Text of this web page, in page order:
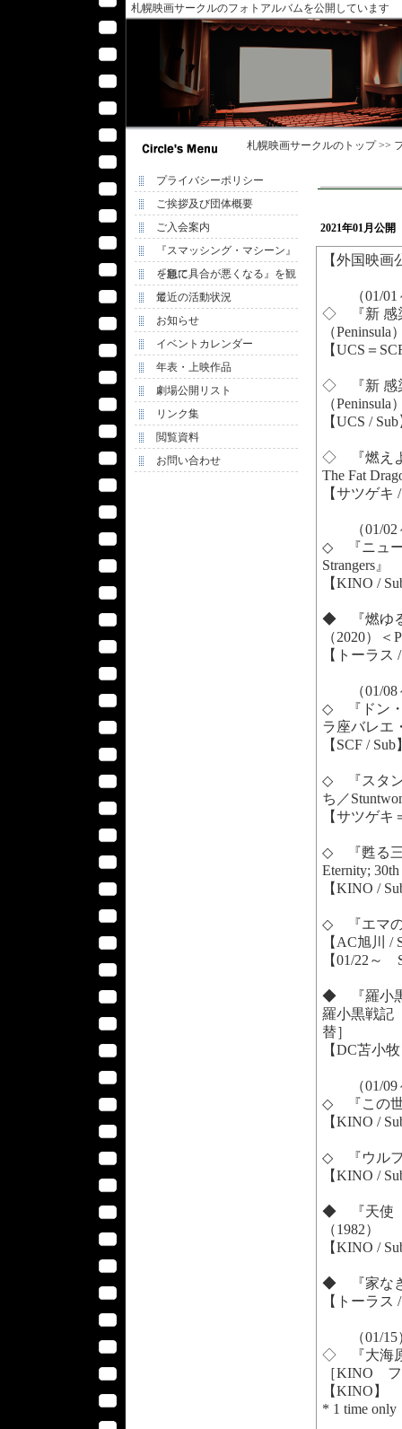
札幌映画サークルのフォトアルバムを公開しています
札幌映画サークルのトップ >>
2021年01月公
【外国映
（01/01
◇ 『新 感
（Peninsula
【UCS＝
◇ 『新 感
（
【UCS /
◇ 『燃えよ
The Fat
【サツゲキ
（01/02
◇ 『ニュー
Strangers』
【KINO /
◆ 『燃ゆる
（2020）＜
【トーラス
（01/08
◇ 『ドン・
ラ座バレエ
【SCF / Sub
◇ 『スタン
ち／
【サツゲキ
◇ 『甦る三
Eternity;
【KINO /
◇ 『エマの
【AC旭川
【01/22～
◆ 『羅小黒
羅小黒戦記
替］
【DC苫小
（01/09
◇ 『この世
【KINO /
◇ 『ウルフ
【KINO /
◆ 『天使
（1982）
【KINO /
◆ 『家なき
【トーラス
（01/15
◇ 『大海原
［KINO
【KINO】
* 1 time only
プライバシーポリシー
ご挨拶及び団体概要
ご入会案内
『スマッシング・マシーン』
を観て
『急に具合が悪くなる』を観
て
最近の活動状況
お知らせ
イベントカレンダー
年表・上映作品
劇場公開リスト
リンク集
閲覧資料
お問い合わせ